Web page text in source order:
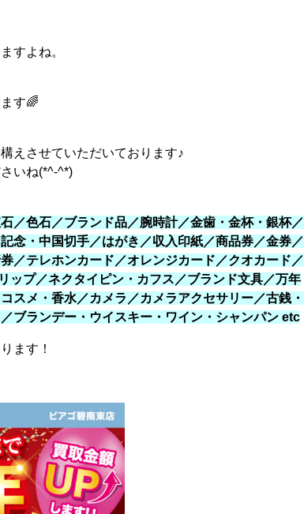
すよね。
す🌈
えさせていただいております♪
いね(*^-^*)
／色石／ブランド品／腕時計／金歯・金杯・銀杯／
念・中国切手／はがき／収入印紙／商品券／金券／
／テレホンカード／オレンジカード／クオカード／
ップ／ネクタイピン・カフス／ブランド文具／万年
スメ・香水／カメラ／カメラアクセサリー／古銭・
ブランデー・ウイスキー・ワイン・シャンパン etc
ます！